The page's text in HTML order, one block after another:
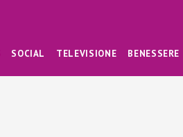
SOCIAL TELEVISIONE BENESSERE